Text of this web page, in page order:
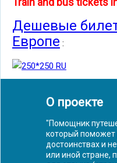
Дешевые
Европе :
О проекте
"Помощник
который поможет
достоинствах и
или иной стране,